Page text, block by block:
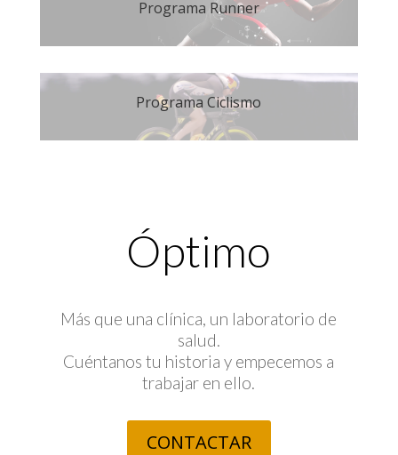
Programa Runner
Programa Ciclismo
Óptimo
Más que una clínica, un laboratorio de
salud.
Cuéntanos tu historia y empecemos a
trabajar en ello.
CONTACTAR